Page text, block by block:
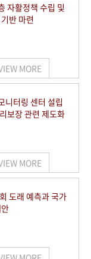
자활정책 수립 및
반 마련
MORE
니터링 센터 설립
보장 관련 제도화
MORE
도래 예측과 국가